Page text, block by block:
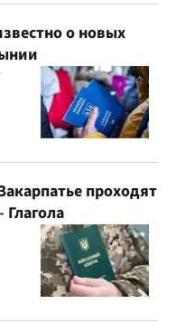
о новых
проходят